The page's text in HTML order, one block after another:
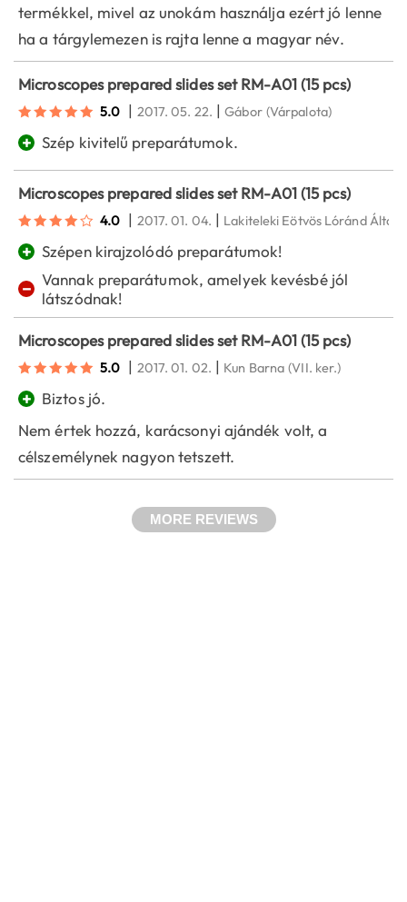
termékkel, mivel az unokám használja ezért jó lenne
ha a tárgylemezen is rajta lenne a magyar név.
Microscopes prepared slides set RM-A01 (15 pcs)
5.0 | 2017. 05. 22. |Gábor (Várpalota)
+ Szép kivitelű preparátumok.
Microscopes prepared slides set RM-A01 (15 pcs)
4.0 | 2017. 01. 04. | Lakiteleki Eötvös Lóránd
+ Szépen kirajzolódó preparátumok!
− Vannak preparátumok, amelyek kevésbé jól
látszódnak!
Microscopes prepared slides set RM-A01 (15 pcs)
5.0 | 2017. 01. 02. | Kun Barna (VII. ker.)
+
Biztos jó.
Nem értek hozzá, karácsonyi ajándék volt, a
célszemélynek nagyon tetszett.
MORE REVIEWS